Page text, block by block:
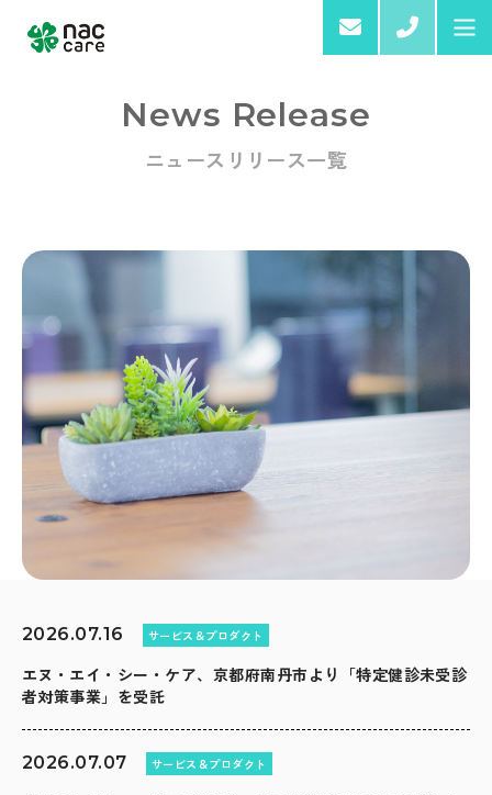
03-
Home
About us
Services & Products
News Release
ニュースリリース一覧
2026.07.16 サービス＆プロダクト
エヌ・エイ・シー・ケア、京都府南丹市より「特定健診未受診
者対策事業」を受託
2026.07.07 サービス＆プロダクト